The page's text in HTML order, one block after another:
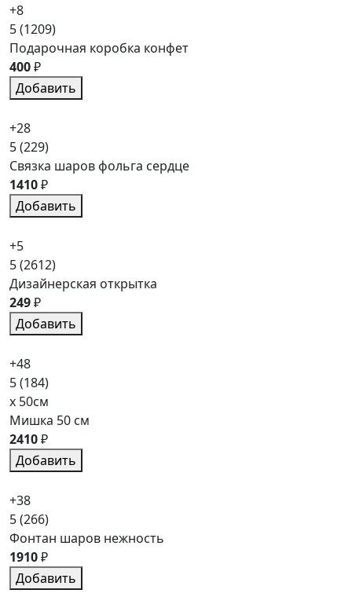
+8
5(1209)
Подарочная коробка конфет
400₽
Добавить
+28
5(229)
Связка шаров фольга сердце
1410₽
Добавить
+5
5(2612)
Дизайнерская открытка
249₽
Добавить
+48
5(184)
x 50см
Мишка 50 см
2410₽
Добавить
+38
5(266)
Фонтан шаров нежность
1910₽
Добавить